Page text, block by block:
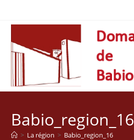
Babio_region_16
> La région > Babio_region_16